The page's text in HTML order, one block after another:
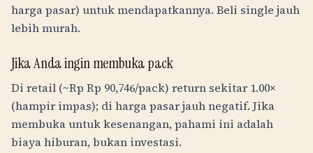
harga pasar) untuk mendapatkannya. Beli single jauh
lebih murah.
Jika Anda ingin membuka pack
Di retail (~Rp Rp 90,746/pack) return sekitar 1.00×
(hampir impas); di harga pasar jauh negatif. Jika
membuka untuk kesenangan, pahami ini adalah
biaya hiburan, bukan investasi.